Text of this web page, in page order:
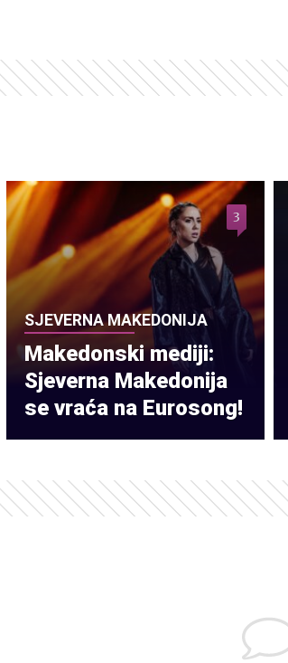
SJEVERNA MAKEDONIJA
Makedonski mediji:
Sjeverna Makedonija
se vraća na Eurosong!
3